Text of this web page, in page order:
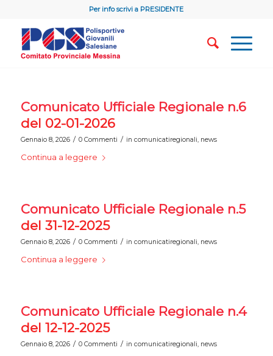
Per info scrivi a PRESIDENTE
Comunicato Ufficiale Regionale n.6
del 02-01-2026
Gennaio 8, 2026 / 0 Commenti / in comunicatiregionali, news
Continua a leggere
Comunicato Ufficiale Regionale n.5
del 31-12-2025
Gennaio 8, 2026 / 0 Commenti / in comunicatiregionali, news
Continua a leggere
Comunicato Ufficiale Regionale n.4
del 12-12-2025
Gennaio 8, 2026 / 0 Commenti / in comunicatiregionali, news